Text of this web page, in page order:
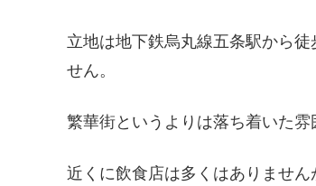
立地は地下鉄烏丸線五条駅から
せん。
繁華街というよりは落ち着いた雰
近くに飲食店は多くはありません